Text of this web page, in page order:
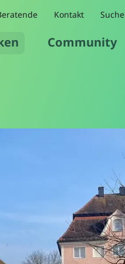
Community
Kontakt Suche